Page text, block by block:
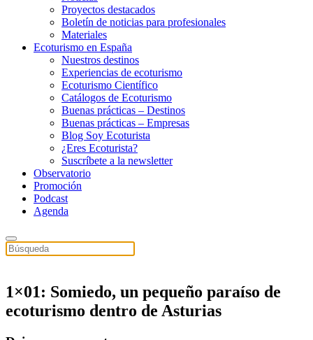
Proyectos destacados
Boletín de noticias para profesionales
Materiales
Ecoturismo en España
Nuestros destinos
Experiencias de ecoturismo
Ecoturismo Científico
Catálogos de Ecoturismo
Buenas prácticas – Destinos
Buenas prácticas – Empresas
Blog Soy Ecoturista
¿Eres Ecoturista?
Suscríbete a la newsletter
Observatorio
Promoción
Podcast
Agenda
1×01: Somiedo, un pequeño paraíso de
ecoturismo dentro de Asturias